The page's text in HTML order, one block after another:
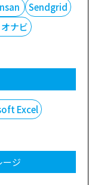
Sendgrid
ナビ
Excel
ージ